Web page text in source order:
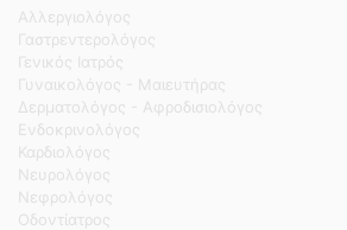
Αλλεργιολόγος
Γαστρεντερολόγος
Γενικός Ιατρός
Γυναικολόγος - Μαιευτήρας
Δερματολόγος - Αφροδισιολόγος
Ενδοκρινολόγος
Καρδιολόγος
Νευρολόγος
Νεφρολόγος
Οδοντίατρος